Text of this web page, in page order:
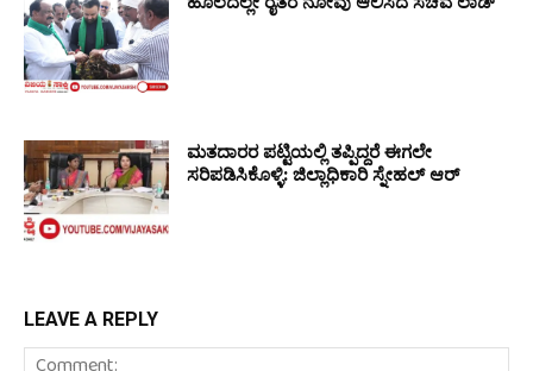
ಮತದಾರರ ಪಟ್ಟಿಯಲ್ಲಿ ತಪ್ಪಿದ್ದರೆ ಈಗಲೇ
ಸರಿಪಡಿಸಿಕೊಳ್ಳಿ: ಜಿಲ್ಲಾಧಿಕಾರಿ ಸ್ನೇಹಲ್ ಆರ್
LEAVE A REPLY